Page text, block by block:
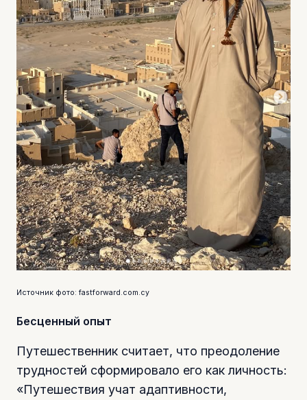
Источник фото: fastforward.com.cy
Бесценный опыт
Путешественник считает, что преодоление
трудностей сформировало его как личность:
«Путешествия учат адаптивности,